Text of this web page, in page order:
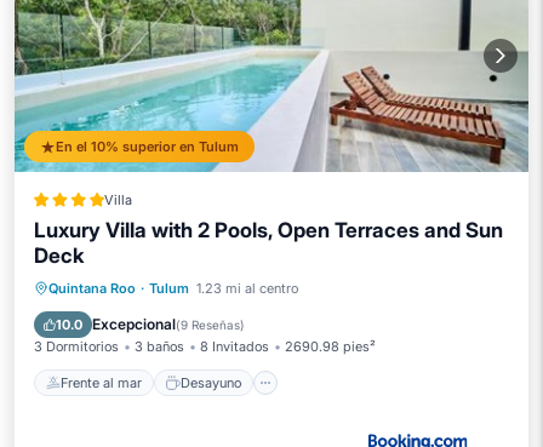
En el 10% superior en Tulum
Villa
Luxury Villa with 2 Pools, Open Terraces and Sun
Deck
Quintana Roo · Tulum 1.23 mi al centro
10.0 Excepcional(9 Reseñas)
3 Dormitorios 3 baños 8 Invitados 2690.98 pies²
Frente al mar Desayuno
Frente al mar Desayuno
Vista al mar